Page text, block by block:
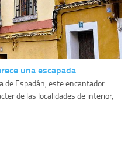
una escapada
de Espadán, este encantador
de las localidades de interior,